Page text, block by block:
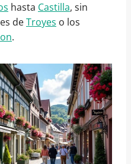
hasta Castilla, sin
deTroyes o los
.